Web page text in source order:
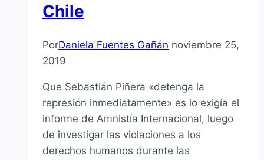
Chile
PorDaniela Fuentes Gañán noviembre 25,
2019
Que Sebastián Piñera «detenga la
represión inmediatamente» es lo exigía el
informe de Amnistía Internacional, luego
de investigar las violaciones a los
derechos humanos durante las